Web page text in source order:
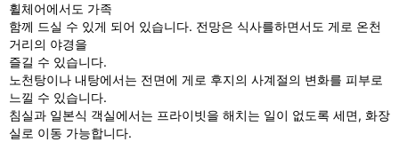
휠체어에서도 가족
함께 드실 수 있게 되어 있습니다. 전망은 식사를하면서도 게로 온천
거리의 야경을
즐길 수 있습니다.
노천탕이나 내탕에서는 전면에 게로 후지의 사계절의 변화를 피부로
느낄 수 있습니다.
침실과 일본식 객실에서는 프라이빗을 해치는 일이 없도록 세면, 화장
실로 이동 가능합니다.